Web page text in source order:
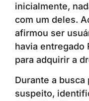
inicialmente,
com um deles.
afirmou ser
havia entregado
para adquirir a
Durante a
suspeito,